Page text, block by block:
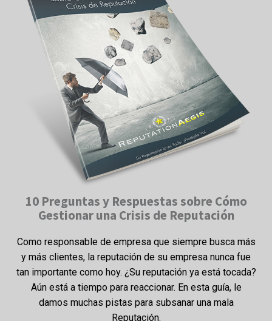
10 Preguntas y Respuestas sobre Cómo
Gestionar una Crisis de Reputación
Como responsable de empresa que siempre busca más
y más clientes, la reputación de su empresa nunca fue
tan importante como hoy. ¿Su reputación ya está tocada?
Aún está a tiempo para reaccionar. En esta guía, le
damos muchas pistas para subsanar una mala
Reputación.